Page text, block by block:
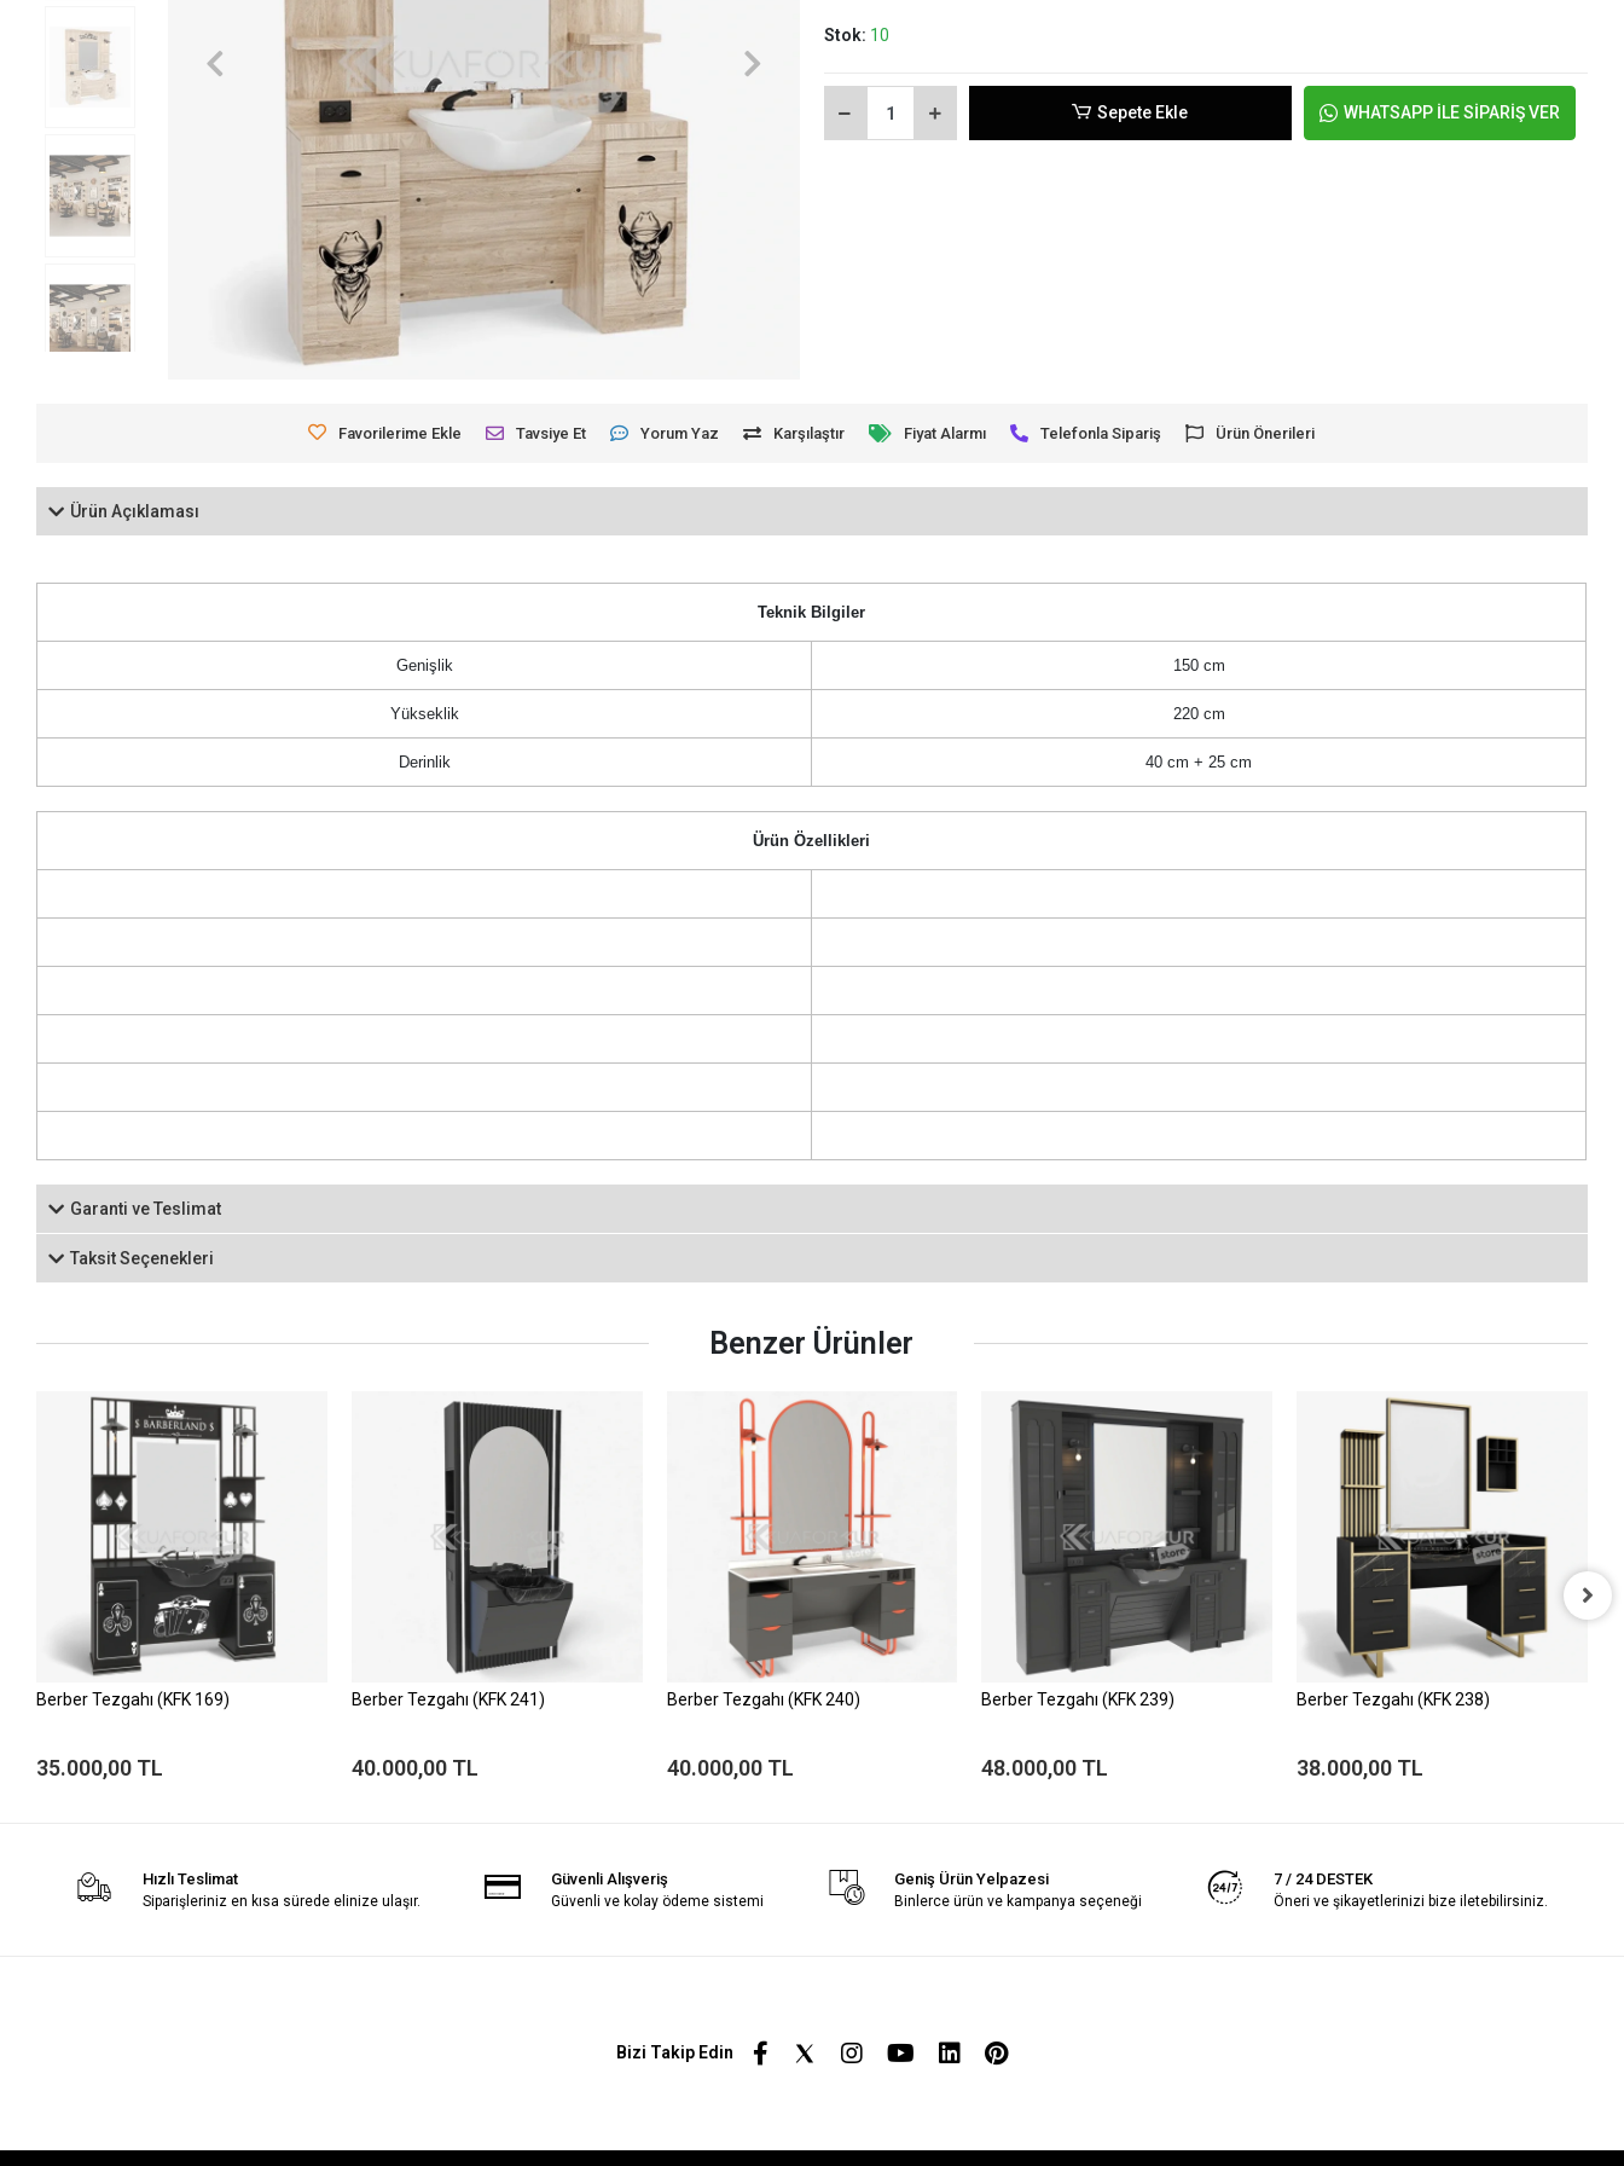
Stok: 10
Sepete Ekle WHATSAPP İLE SİPARİŞ VER
Favorilerime Ekle Tavsiye Et Yorum Yaz Karşılaştır Fiyat Alarmı Telefonla Sipariş Ürün Önerileri
Ürün Açıklaması
Teknik Bilgiler
Genişlik 150 cm
Yükseklik 220 cm
Derinlik 40 cm + 25 cm
Ürün Özellikleri
Garanti ve Teslimat
Taksit Seçenekleri
Benzer Ürünler
Berber Tezgahı (KFK 169)
35.000,00 TL
Berber Tezgahı (KFK 241)
40.000,00 TL
Berber Tezgahı (KFK 240)
40.000,00 TL
Berber Tezgahı (KFK 239)
48.000,00 TL
Berber Tezgahı (KFK 238)
38.000,00 TL
Hızlı Teslimat
Siparişleriniz en kısa sürede elinize ulaşır.
Güvenli Alışveriş
Güvenli ve kolay ödeme sistemi
Geniş Ürün Yelpazesi
Binlerce ürün ve kampanya seçeneği
7 / 24 DESTEK
Öneri ve şikayetlerinizi bize iletebilirsiniz.
Bizi Takip Edin